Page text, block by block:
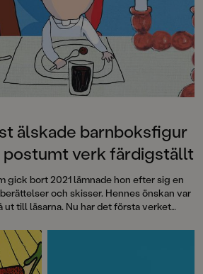
- Erika
årets bästa
unga i
i Jenny
inte sitter still
vartenda
att
dess
Pia Huss,
att locka
som stora." -
älskade barnboksfigur
postumt verk färdigställt
gick bort 2021 lämnade hon efter sig en
och skisser. Hennes önskan var
till läsarna. Nu har det första verket